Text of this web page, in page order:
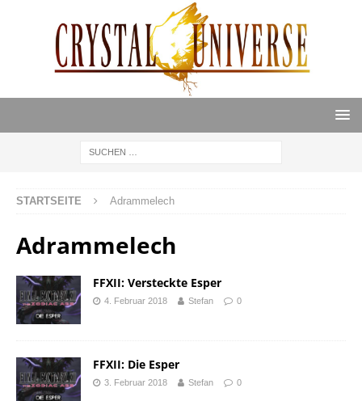
STARTSEITE Adrammelech
Adrammelech
FFXII: Versteckte Esper
4. Februar 2018 Stefan 0
FFXII: Die Esper
3. Februar 2018 Stefan 0